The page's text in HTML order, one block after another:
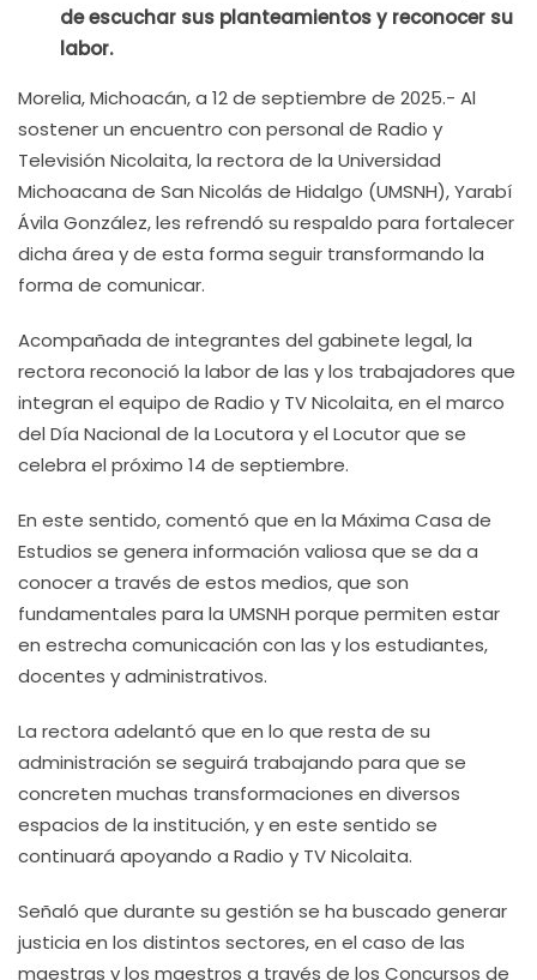
de escuchar sus planteamientos y reconocer su
labor.
Morelia, Michoacán, a 12 de septiembre de 2025.- Al
sostener un encuentro con personal de Radio y
Televisión Nicolaita, la rectora de la Universidad
Michoacana de San Nicolás de Hidalgo (UMSNH), Yarabí
Ávila González, les refrendó su respaldo para fortalecer
dicha área y de esta forma seguir transformando la
forma de comunicar.
Acompañada de integrantes del gabinete legal, la
rectora reconoció la labor de las y los trabajadores que
integran el equipo de Radio y TV Nicolaita, en el marco
del Día Nacional de la Locutora y el Locutor que se
celebra el próximo 14 de septiembre.
En este sentido, comentó que en la Máxima Casa de
Estudios se genera información valiosa que se da a
conocer a través de estos medios, que son
fundamentales para la UMSNH porque permiten estar
en estrecha comunicación con las y los estudiantes,
docentes y administrativos.
La rectora adelantó que en lo que resta de su
administración se seguirá trabajando para que se
concreten muchas transformaciones en diversos
espacios de la institución, y en este sentido se
continuará apoyando a Radio y TV Nicolaita.
Señaló que durante su gestión se ha buscado generar
justicia en los distintos sectores, en el caso de las
maestras y los maestros a través de los Concursos de